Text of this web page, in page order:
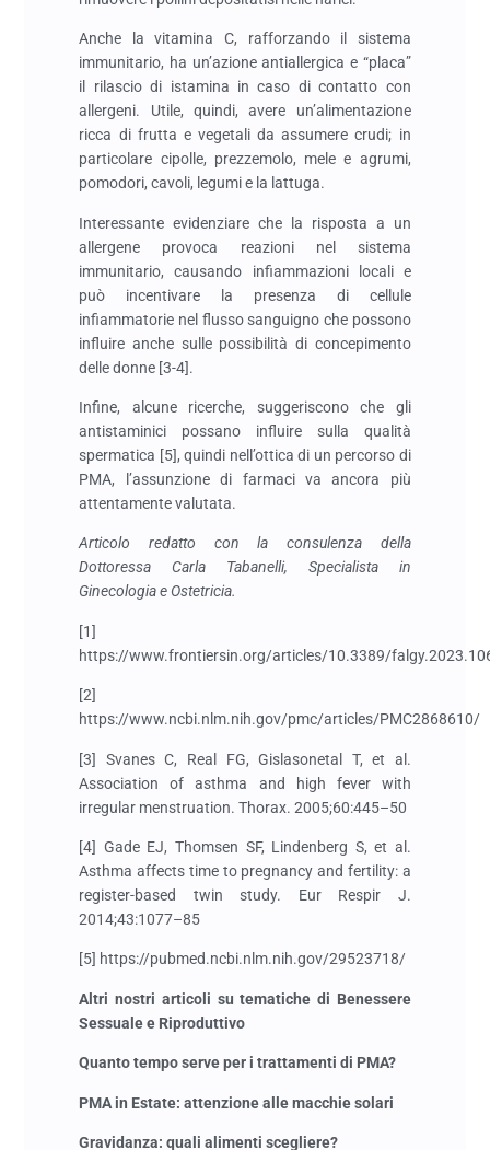
Anche la vitamina C, rafforzando il sistema
immunitario, ha un’azione antiallergica e “placa”
il rilascio di istamina in caso di contatto con
allergeni. Utile, quindi, avere un’alimentazione
ricca di frutta e vegetali da assumere crudi; in
particolare cipolle, prezzemolo, mele e agrumi,
pomodori, cavoli, legumi e la lattuga.
Interessante evidenziare che la risposta a un
allergene provoca reazioni nel sistema
immunitario, causando infiammazioni locali e
può incentivare la presenza di cellule
infiammatorie nel flusso sanguigno che possono
influire anche sulle possibilità di concepimento
delle donne [3-4].
Infine, alcune ricerche, suggeriscono che gli
antistaminici possano influire sulla qualità
spermatica [5], quindi nell’ottica di un percorso di
PMA, l’assunzione di farmaci va ancora più
attentamente valutata.
Articolo redatto con la consulenza della
Dottoressa Carla Tabanelli, Specialista in
Ginecologia e Ostetricia.
[1]
https://www.frontiersin.org/articles/10.3389/
[2]
https://www.ncbi.nlm.nih.gov/pmc/articles/PMC2868610/
[3] Svanes C, Real FG, Gislasonetal T, et al.
Association of asthma and high fever with
irregular menstruation. Thorax. 2005;60:445–50
[4] Gade EJ, Thomsen SF, Lindenberg S, et al.
Asthma affects time to pregnancy and fertility: a
register-based twin study. Eur Respir J.
2014;43:1077–85
[5] https://pubmed.ncbi.nlm.nih.gov/29523718/
Altri nostri articoli su tematiche di Benessere
Sessuale e Riproduttivo
Quanto tempo serve per i trattamenti di PMA?
PMA in Estate: attenzione alle macchie solari
Gravidanza: quali alimenti scegliere?